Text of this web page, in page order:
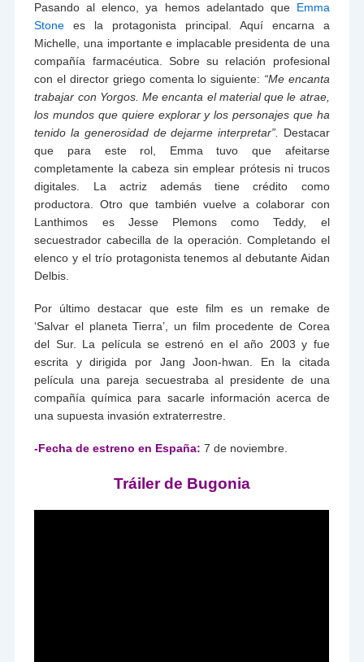
Pasando al elenco, ya hemos adelantado que Emma
Stone es la protagonista principal. Aquí encarna a
Michelle, una importante e implacable presidenta de una
compañía farmacéutica. Sobre su relación profesional
con el director griego comenta lo siguiente: “Me encanta
trabajar con Yorgos. Me encanta el material que le atrae,
los mundos que quiere explorar y los personajes que ha
tenido la generosidad de dejarme interpretar”.
Destacar
que para este rol, Emma tuvo que afeitarse
completamente la cabeza sin emplear prótesis ni trucos
digitales. La actriz además tiene crédito como
productora. Otro que también vuelve a colaborar con
Lanthimos es Jesse Plemons como Teddy, el
secuestrador cabecilla de la operación. Completando el
elenco y el trío protagonista tenemos al debutante Aidan
Delbis.
Por último destacar que este film es un remake de
‘Salvar el planeta Tierra’, un film procedente de Corea
del Sur. La película se estrenó en el año 2003 y fue
escrita y dirigida por Jang Joon-hwan. En la citada
película una pareja secuestraba al presidente de una
compañía química para sacarle información acerca de
una supuesta invasión extraterrestre.
-Fecha de estreno en España: 7 de noviembre.
Tráiler de Bugonia